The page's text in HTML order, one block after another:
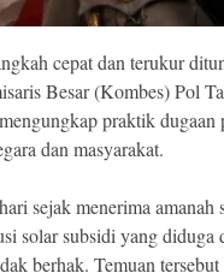
cepat dan terukur
Besar (Kombes) Pol
praktik
dan masyarakat.
sejak menerima
solar subsidi yang
berhak. Temuan